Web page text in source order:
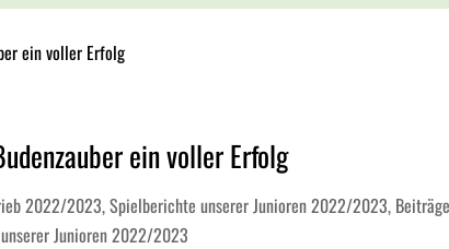
ein voller Erfolg
ein voller Erfolg
2022/2023,Spielberichte unserer Junioren 2022/2023,
Junioren 2022/2023